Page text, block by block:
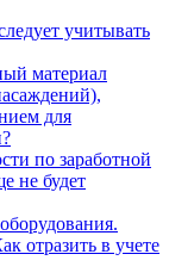
учитывать
материал
для
по заработной
не будет
отразить в учете